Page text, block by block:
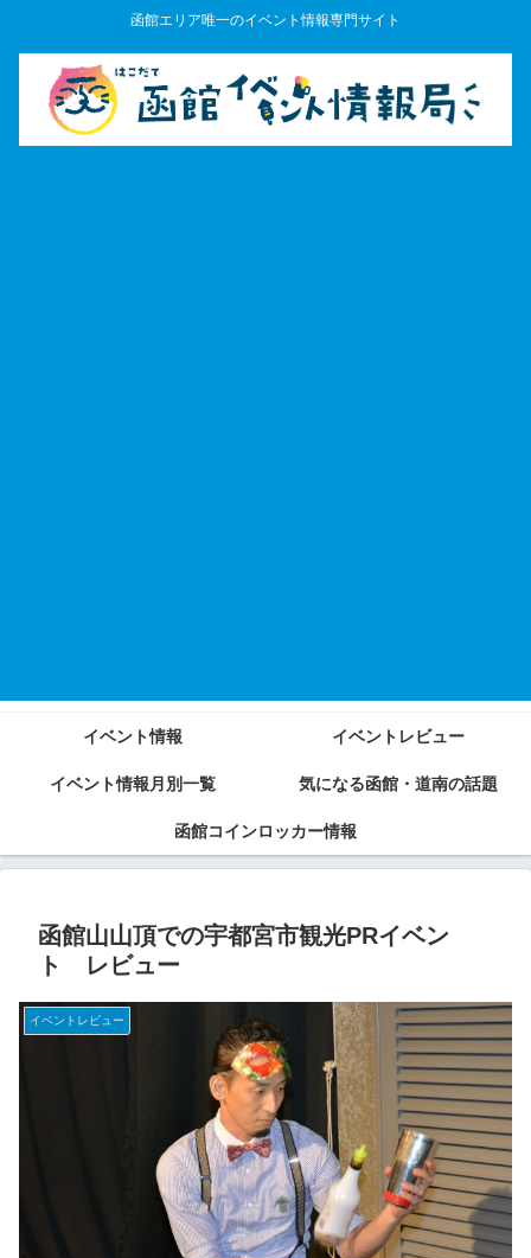
函館エリア唯一のイベント情報専門サイト
イベント情報 イベントレビュー
イベント情報月別一覧 気になる函館・道南の話題
函館コインロッカー情報
函館山山頂での宇都宮市観光PRイベン
ト レビュー
イベントレビュー